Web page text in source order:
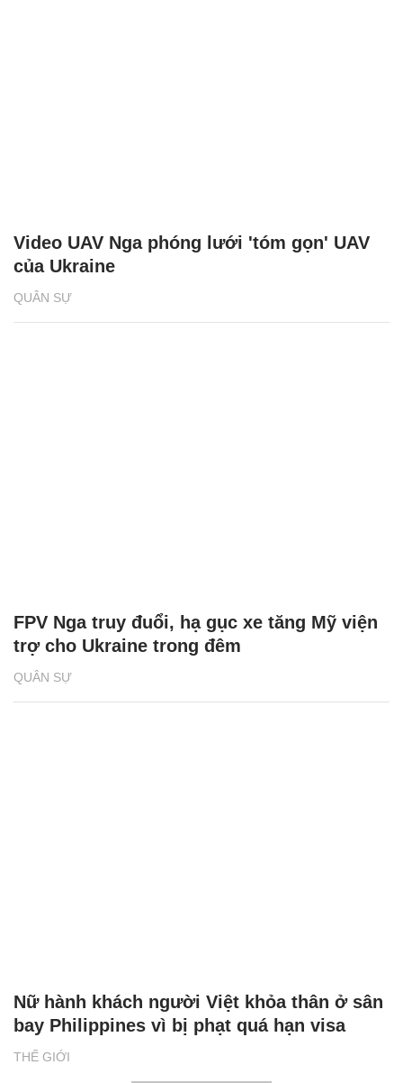
QUÂN SỰ
Video UAV Nga phóng lưới 'tóm gọn' UAV
của Ukraine
QUÂN SỰ
FPV Nga truy đuổi, hạ gục xe tăng Mỹ viện
trợ cho Ukraine trong đêm
THẾ GIỚI
Nữ hành khách người Việt khỏa thân ở sân
bay Philippines vì bị phạt quá hạn visa